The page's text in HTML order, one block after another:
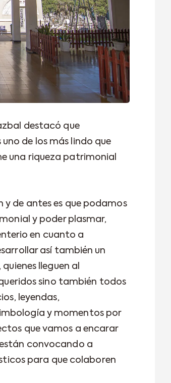
destacó que
de los más lindo que
una riqueza patrimonial
y de antes es que podamos
y poder plasmar,
en cuanto a
así también un
lleguen al
sino también todos
leyendas,
y momentos por
que vamos a encarar
convocando a
para que colaboren